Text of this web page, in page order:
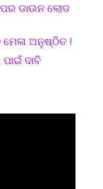
ଡାଉନ ଲୋଡ
ମେଳା ଅନୁଷ୍ଠିତ !
ଦାବି